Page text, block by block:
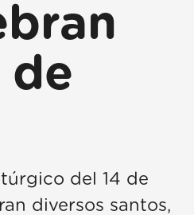
de
del 14 de
diversos santos,